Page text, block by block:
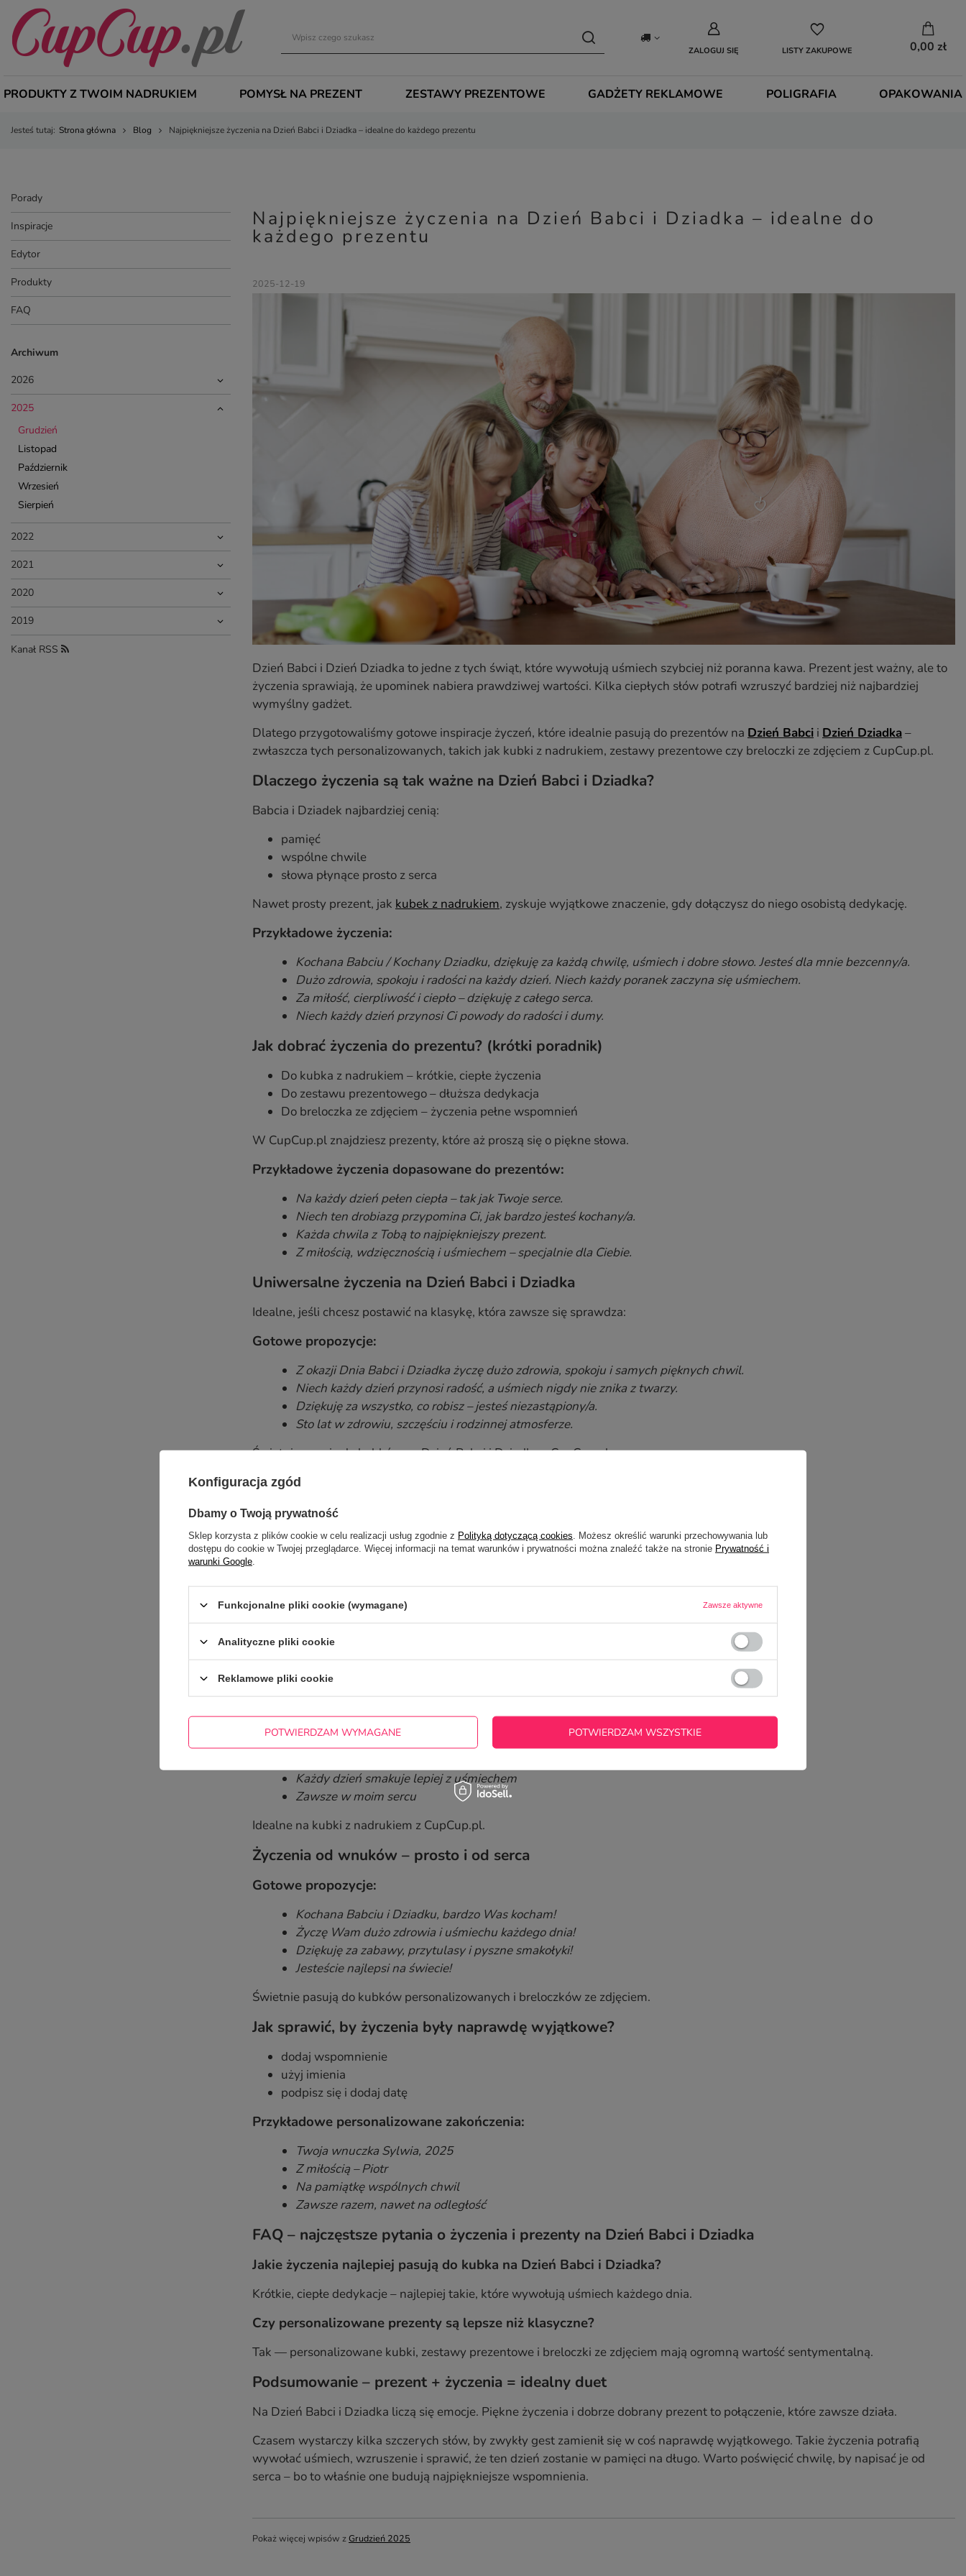
ZALOGUJ SIĘ LISTY ZAKUPOWE 0,00 zł
PRODUKTY Z TWOIM NADRUKIEM POMYSŁ NA PREZENT ZESTAWY PREZENTOWE GADŻETY REKLAMOWE POLIGRAFIA OPAKOWANIA
Jesteś tutaj: Strona główna Blog Najpiękniejsze życzenia na Dzień Babci i Dziadka – idealne do każdego prezentu
Porady
Inspiracje
Edytor
Produkty
FAQ
Archiwum
2026
2025
Grudzień
Listopad
Październik
Wrzesień
Sierpień
2022
2021
2020
2019
Kanał RSS
Najpiękniejsze życzenia na Dzień Babci i Dziadka – idealne do
każdego prezentu
2025-12-19
Dzień Babci i Dzień Dziadka to jedne z tych świąt, które wywołują uśmiech szybciej niż poranna kawa. Prezent jest ważny, ale to
życzenia sprawiają, że upominek nabiera prawdziwej wartości. Kilka ciepłych słów potrafi wzruszyć bardziej niż najbardziej
wymyślny gadżet.
Dlatego przygotowaliśmy gotowe inspiracje życzeń, które idealnie pasują do prezentów na Dzień Babci i Dzień Dziadka–
zwłaszcza tych personalizowanych, takich jak kubki z nadrukiem, zestawy prezentowe czy breloczki ze zdjęciem z CupCup.pl.
Dlaczego życzenia są tak ważne na Dzień Babci i Dziadka?
Babcia i Dziadek najbardziej cenią:
pamięć
wspólne chwile
słowa płynące prosto z serca
Nawet prosty prezent, jak kubek z nadrukiem, zyskuje wyjątkowe znaczenie, gdy dołączysz do niego osobistą dedykację.
Przykładowe życzenia:
Kochana Babciu / Kochany Dziadku, dziękuję za każdą chwilę, uśmiech i dobre słowo. Jesteś dla mnie bezcenny/a.
Dużo zdrowia, spokoju i radości na każdy dzień. Niech każdy poranek zaczyna się uśmiechem.
Za miłość, cierpliwość i ciepło – dziękuję z całego serca.
Niech każdy dzień przynosi Ci powody do radości i dumy.
Jak dobrać życzenia do prezentu? (krótki poradnik)
Do kubka z nadrukiem – krótkie, ciepłe życzenia
Do zestawu prezentowego – dłuższa dedykacja
Do breloczka ze zdjęciem – życzenia pełne wspomnień
W CupCup.pl znajdziesz prezenty, które aż proszą się o piękne słowa.
Przykładowe życzenia dopasowane do prezentów:
Na każdy dzień pełen ciepła – tak jak Twoje serce.
Niech ten drobiazg przypomina Ci, jak bardzo jesteś kochany/a.
Każda chwila z Tobą to najpiękniejszy prezent.
Z miłością, wdzięcznością i uśmiechem – specjalnie dla Ciebie.
Uniwersalne życzenia na Dzień Babci i Dziadka
Idealne, jeśli chcesz postawić na klasykę, która zawsze się sprawdza:
Gotowe propozycje:
Z okazji Dnia Babci i Dziadka życzę dużo zdrowia, spokoju i samych pięknych chwil.
Niech każdy dzień przynosi radość, a uśmiech nigdy nie znika z twarzy.
Dziękuję za wszystko, co robisz – jesteś niezastąpiony/a.
Sto lat w zdrowiu, szczęściu i rodzinnej atmosferze.
Świetnie pasują do kubków na Dzień Babci i Dziadka z CupCup.pl.
Wzruszające życzenia, które zostają w sercu
Jeśli wybierasz personalizowany prezent, warto postawić na emocje:
Przykładowe życzenia:
Twoja obecność sprawia, że świat jest lepszym miejscem.
Czasem mniej znaczy więcej.
Krótkie formy:
Dla najwspanialszej Babci na świecie
Każdy dzień smakuje lepiej z uśmiechem
Zawsze w moim sercu
Idealne na kubki z nadrukiem z CupCup.pl.
Życzenia od wnuków – prosto i od serca
Gotowe propozycje:
Kochana Babciu i Dziadku, bardzo Was kocham!
Życzę Wam dużo zdrowia i uśmiechu każdego dnia!
Dziękuję za zabawy, przytulasy i pyszne smakołyki!
Jesteście najlepsi na świecie!
Świetnie pasują do kubków personalizowanych i breloczków ze zdjęciem.
Jak sprawić, by życzenia były naprawdę wyjątkowe?
dodaj wspomnienie
użyj imienia
podpisz się i dodaj datę
Przykładowe personalizowane zakończenia:
Twoja wnuczka Sylwia, 2025
Z miłością – Piotr
Na pamiątkę wspólnych chwil
Zawsze razem, nawet na odległość
FAQ – najczęstsze pytania o życzenia i prezenty na Dzień Babci i Dziadka
Jakie życzenia najlepiej pasują do kubka na Dzień Babci i Dziadka?
Krótkie, ciepłe dedykacje – najlepiej takie, które wywołują uśmiech każdego dnia.
Czy personalizowane prezenty są lepsze niż klasyczne?
Tak — personalizowane kubki, zestawy prezentowe i breloczki ze zdjęciem mają ogromną wartość sentymentalną.
Podsumowanie – prezent + życzenia = idealny duet
Na Dzień Babci i Dziadka liczą się emocje. Piękne życzenia i dobrze dobrany prezent to połączenie, które zawsze działa.
Czasem wystarczy kilka szczerych słów, by zwykły gest zamienił się w coś naprawdę wyjątkowego. Takie życzenia potrafią
wywołać uśmiech, wzruszenie i sprawić, że ten dzień zostanie w pamięci na długo. Warto poświęcić chwilę, by napisać je od
serca – bo to właśnie one budują najpiękniejsze wspomnienia.
Pokaż więcej wpisów zGrudzień 2025
Konfiguracja zgód
Dbamy o Twoją prywatność
Sklep korzysta z plików cookie w celu realizacji usług zgodnie z Polityką dotyczącą cookies . Możesz określić warunki przechowywania lub
dostępu do cookie w Twojej przeglądarce. Więcej informacji na temat warunków i prywatności można znaleźć także na stronie Prywatność i
warunki Google
Funkcjonalne pliki cookie (wymagane) Zawsze aktywne
Analityczne pliki cookie
Reklamowe pliki cookie
POTWIERDZAM WYMAGANE POTWIERDZAM WSZYSTKIE